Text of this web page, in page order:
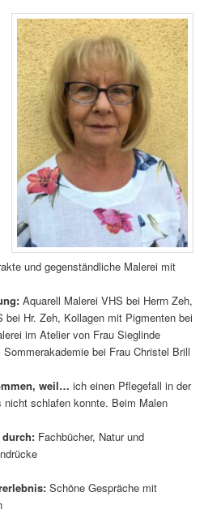
und gegenständliche Malerei mit
Aquarell Malerei VHS bei Herrn Zeh,
bei Hr. Zeh, Kollagen mit Pigmenten bei
im Atelier von Frau Sieglinde
bei Frau Christel Brill
weil… ich einen Pflegefall in der
nicht schlafen konnte. Beim Malen
Fachbücher, Natur und
Schöne Gespräche mit